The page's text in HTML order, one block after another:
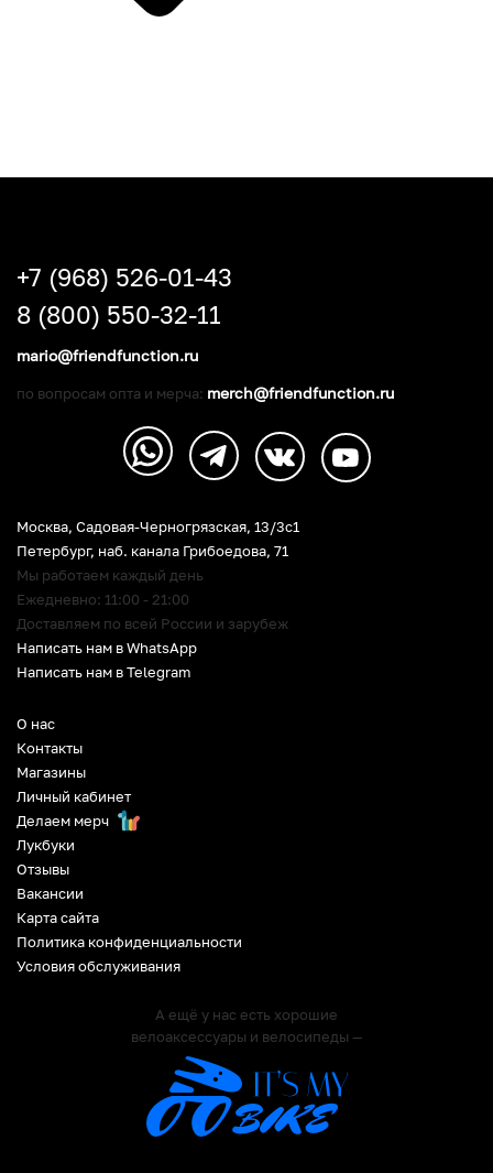
О нас
Контакты
Магазины
Личный кабинет
Делаем мерч
Лукбуки
Отзывы
Вакансии
Карта сайта
Политика конфиденциальности
Условия обслуживания
А ещё у нас есть хорошие
велоаксессуары и велосипеды —
Москва, Садовая-Черногрязская, 13/3c1
Петербург, наб. канала Грибоедова, 71
Мы работаем каждый день
Ежедневно: 11:00 - 21:00
Доставляем по всей России и зарубеж
Написать нам в WhatsApp
Написать нам в Telegram
+7 (968) 526-01-43
8 (800) 550-32-11
mario@friendfunction.ru
по вопросам опта и мерча: merch@friendfunction.ru